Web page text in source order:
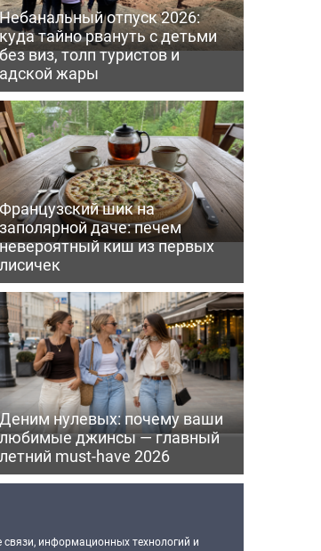
отпуск 2026:
тайно рвануть с детьми
виз, толп туристов и
адской жары
шик на
даче: печем
киш из первых
лисичек
нулевых: почему ваши
джинсы — главный
летний must-have 2026
информационных технологий и